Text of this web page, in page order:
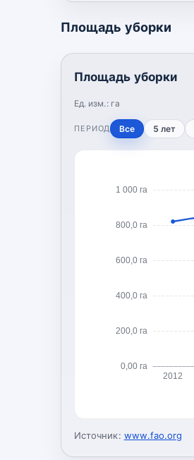
Площадь уборки
Площадь уборки
Ед. изм.: га
ПЕРИОД Все 5 лет
0,00 га
200,0 га
400,0 га
600,0 га
800,0 га
1 000 га
2012
Источник: www.fao.org